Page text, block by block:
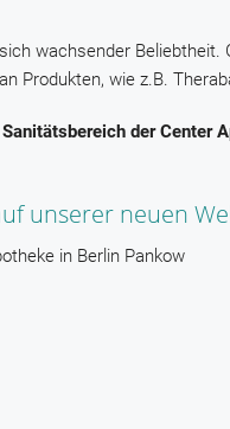
wachsender Beliebtheit.
Produkten, wie z.B.
der Center
unserer neuen